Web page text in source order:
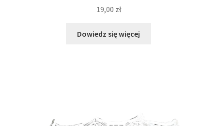
19,00 zł
Dowiedz się więcej